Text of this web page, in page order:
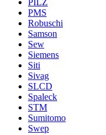
PILZ
PMS
Robuschi
Samson
Sew
Siemens
Siti
Sivag
SLCD
Spaleck
STM
Sumitomo
Swep